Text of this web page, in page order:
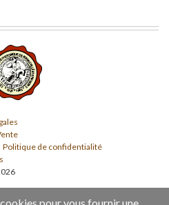
Politique de confidentialité